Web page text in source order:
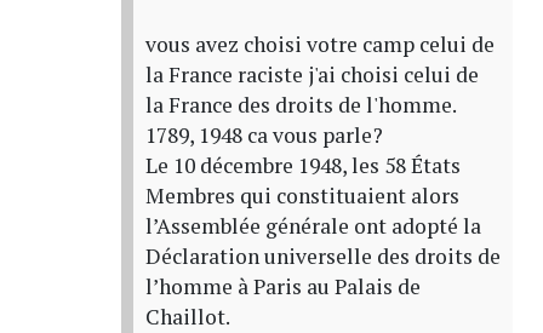
vous avez choisi votre camp celui de
la France raciste j'ai choisi celui de
la France des droits de l'homme.
1789, 1948 ca vous parle?
Le 10 décembre 1948, les 58 États
Membres qui constituaient alors
l’Assemblée générale ont adopté la
Déclaration universelle des droits de
l’homme à Paris au Palais de
Chaillot.